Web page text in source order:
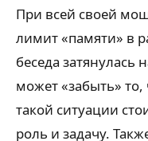
При всей своей
лимит «памяти» в
беседа затянулась
может «забыть»
такой ситуации
роль и задачу.